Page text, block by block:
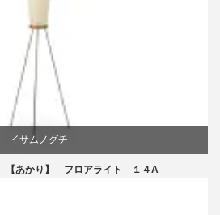
イサムノグチ
【あかり】 フロアライト １４A